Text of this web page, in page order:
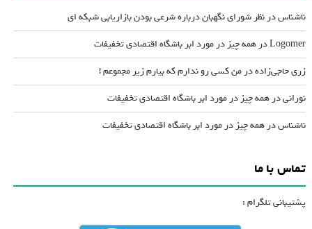
ناشناسدرنظر شورای نگهبان درباره شرعی بودن بازاریابی شبکه ای
Logomerدرهمه چیز در مورد ابر باشگاه اقتصادی تخفیفات
زری حاجی‌زادهدرمن کسی رو ندارم که بیارم زیر مجموعم !
نورانیدرهمه چیز در مورد ابر باشگاه اقتصادی تخفیفات
ناشناسدرهمه چیز در مورد ابر باشگاه اقتصادی تخفیفات
تماس با ما
پشتیبانی تلگرام :